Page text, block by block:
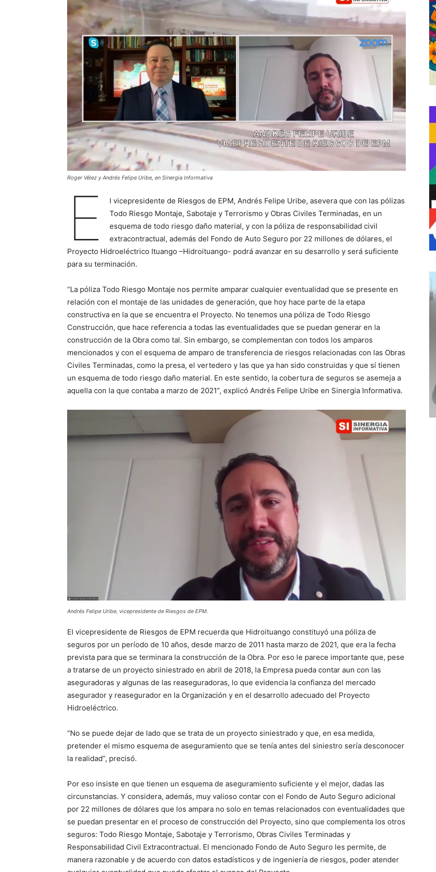
Roger Vélez y Andrés Felipe Uribe, en Sinergia Informativa
E
l vicepresidente de Riesgos de EPM, Andrés Felipe Uribe, asevera que con las pólizas
Todo Riesgo Montaje, Sabotaje y Terrorismo y Obras Civiles Terminadas, en un
esquema de todo riesgo daño material, y con la póliza de responsabilidad civil
extracontractual, además del Fondo de Auto Seguro por 22 millones de dólares, el
Proyecto Hidroeléctrico Ituango –Hidroituango- podrá avanzar en su desarrollo y será suficiente
para su terminación.
“La póliza Todo Riesgo Montaje nos permite amparar cualquier eventualidad que se presente en
relación con el montaje de las unidades de generación, que hoy hace parte de la etapa
constructiva en la que se encuentra el Proyecto. No tenemos una póliza de Todo Riesgo
Construcción, que hace referencia a todas las eventualidades que se puedan generar en la
construcción de la Obra como tal. Sin embargo, se complementan con todos los amparos
mencionados y con el esquema de amparo de transferencia de riesgos relacionadas con las Obras
Civiles Terminadas, como la presa, el vertedero y las que ya han sido construidas y que sí tienen
un esquema de todo riesgo daño material. En este sentido, la cobertura de seguros se asemeja a
aquella con la que contaba a marzo de 2021”, explicó Andrés Felipe Uribe en Sinergia Informativa.
Andrés Felipe Uribe, vicepresidente de Riesgos de EPM.
El vicepresidente de Riesgos de EPM recuerda que Hidroituango constituyó una póliza de
seguros por un período de 10 años, desde marzo de 2011 hasta marzo de 2021, que era la fecha
prevista para que se terminara la construcción de la Obra. Por eso le parece importante que, pese
a tratarse de un proyecto siniestrado en abril de 2018, la Empresa pueda contar aun con las
aseguradoras y algunas de las reaseguradoras, lo que evidencia la confianza del mercado
asegurador y reasegurador en la Organización y en el desarrollo adecuado del Proyecto
Hidroeléctrico.
“No se puede dejar de lado que se trata de un proyecto siniestrado y que, en esa medida,
pretender el mismo esquema de aseguramiento que se tenía antes del siniestro sería desconocer
la realidad”, precisó.
Por eso insiste en que tienen un esquema de aseguramiento suficiente y el mejor, dadas las
circunstancias. Y considera, además, muy valioso contar con el Fondo de Auto Seguro adicional
por 22 millones de dólares que los ampara no solo en temas relacionados con eventualidades que
se puedan presentar en el proceso de construcción del Proyecto, sino que complementa los otros
seguros: Todo Riesgo Montaje, Sabotaje y Terrorismo, Obras Civiles Terminadas y
Responsabilidad Civil Extracontractual. El mencionado Fondo de Auto Seguro les permite, de
manera razonable y de acuerdo con datos estadísticos y de ingeniería de riesgos, poder atender